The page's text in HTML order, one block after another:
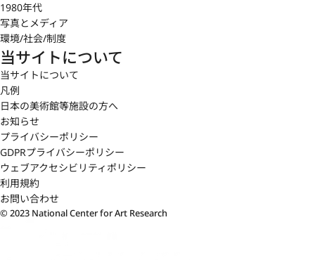
1980年代
写真とメディア
環境/社会/制度
当サイトについて
当サイトについて
凡例
日本の美術館等施設の方へ
お知らせ
プライバシーポリシー
GDPRプライバシーポリシー
ウェブアクセシビリティポリシー
利用規約
お問い合わせ
© 2023 National Center for Art Research